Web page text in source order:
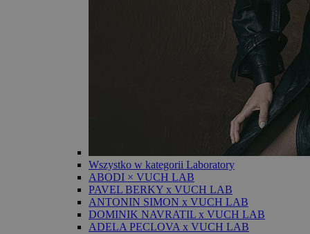
Wszystko w kategorii Laboratory
ABODI × VUCH LAB
PAVEL BERKY x VUCH LAB
ANTONIN SIMON x VUCH LAB
DOMINIK NAVRATIL x VUCH LAB
ADELA PECLOVA x VUCH LAB